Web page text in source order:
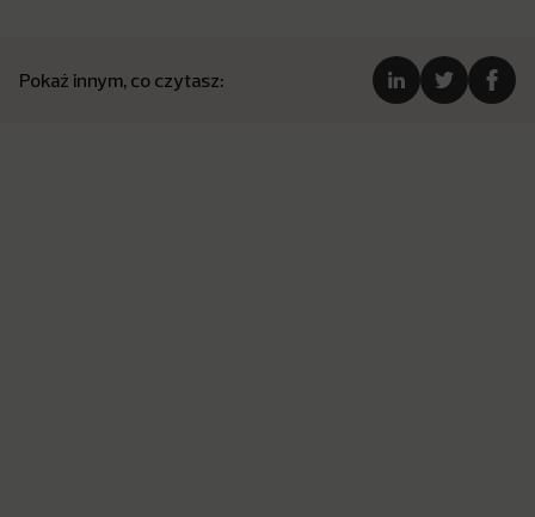
Pokaż innym, co czytasz: